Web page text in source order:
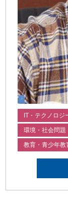
IT・テクノロジ
環境・社会問題
教育・青少年教